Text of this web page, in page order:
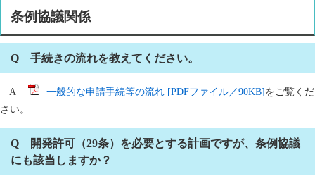
条例協議関係
Q 手続きの流れを教えてください。
A 一般的な申請手続等の流れ [PDFファイル／90KB] をご覧くだ
さい。
Q 開発許可（29条）を必要とする計画ですが、条例協議
にも該当しますか？